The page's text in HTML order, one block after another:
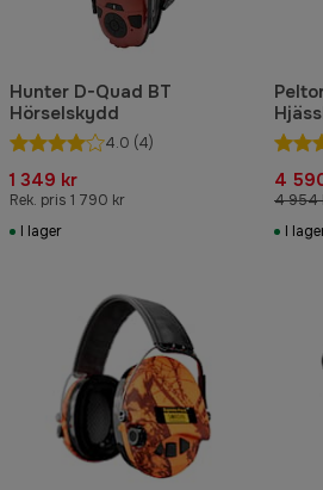
Hunter D-Quad BT
Hörselskydd
4.0 (4)
1 349 kr
Rek. pris 1 790 kr
I lager
4
4 954
I